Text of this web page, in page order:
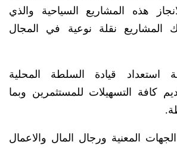
هذه المشاريع السياحية والذي
المشاريع نقلة نوعية في المجال
استعداد قيادة السلطة المحلية
كافة التسهيلات للمستثمرين وبما
المعنية ورجال المال والاعمال